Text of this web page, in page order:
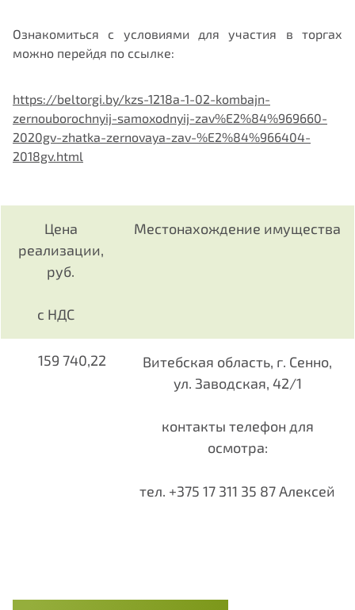
Ознакомиться с условиями для участия в торгах
можно перейдя по ссылке:
https://beltorgi.by/kzs-1218a-1-02-kombajn-
zernouborochnyij-samoxodnyij-zav%E2%84%969660-
2020gv-zhatka-zernovaya-zav-%E2%84%966404-
2018gv.html
Цена
реализации,
руб.
с НДС
Местонахождение имущества
159 740,22
Витебская область, г. Сенно,
ул. Заводская, 42/1
контакты телефон для
осмотра:
тел. +375 17 311 35 87 Алексей